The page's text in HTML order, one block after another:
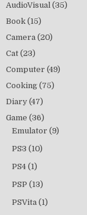
AudioVisual (35)
Book (15)
Camera (20)
Cat (23)
Computer (49)
Cooking (75)
Diary (47)
Game (36)
Emulator (9)
PS3 (10)
PS4 (1)
PSP (13)
PSVita (1)